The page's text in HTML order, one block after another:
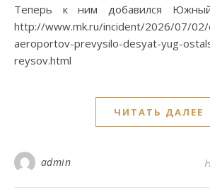
Теперь к ним добавился
http://www.mk.ru/incident/2026/07/02/
aeroportov-prevysilo-desyat-yug-
reysov.html
ЧИТАТЬ ДАЛЕЕ
admin